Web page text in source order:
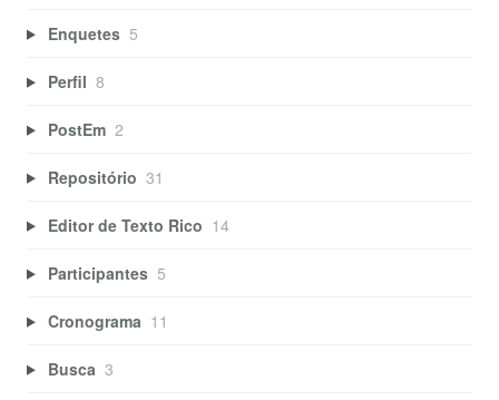
Enquetes 5
Perfil 8
PostEm 2
Repositório 31
Editor de Texto Rico 14
Participantes 5
Cronograma 11
Busca 3